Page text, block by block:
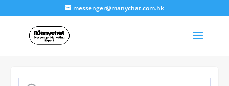
messenger@manychat.com.hk